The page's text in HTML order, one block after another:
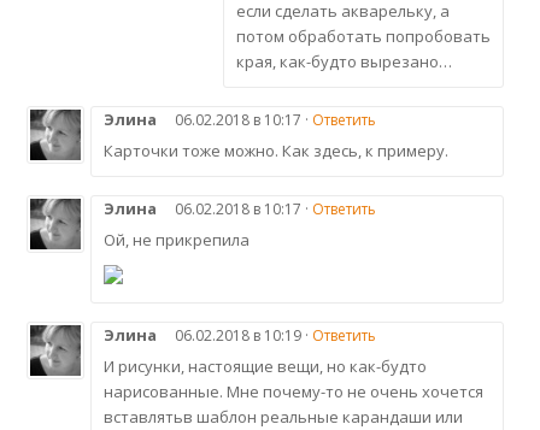
если сделать акварельку, а
потом обработать попробовать
края, как-будто вырезано…
Элина 06.02.2018 в 10:17 · Ответить
Карточки тоже можно. Как здесь, к примеру.
Элина 06.02.2018 в 10:17 · Ответить
Ой, не прикрепила
Элина 06.02.2018 в 10:19 · Ответить
И рисунки, настоящие вещи, но как-будто
нарисованные. Мне почему-то не очень хочется
вставлятьв шаблон реальные карандаши или